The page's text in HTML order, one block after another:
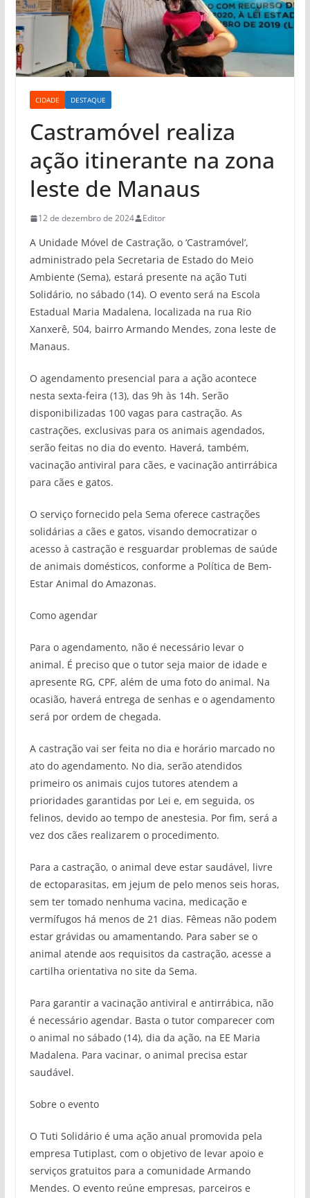
CIDADE DESTAQUE
Castramóvel realiza
ação itinerante na zona
leste de Manaus
12 de dezembro de 2024 Editor
A Unidade Móvel de Castração, o ‘Castramóvel’,
administrado pela Secretaria de Estado do Meio
Ambiente (Sema), estará presente na ação Tuti
Solidário, no sábado (14). O evento será na Escola
Estadual Maria Madalena, localizada na rua Rio
Xanxerê, 504, bairro Armando Mendes, zona leste de
Manaus.
O agendamento presencial para a ação acontece
nesta sexta-feira (13), das 9h às 14h. Serão
disponibilizadas 100 vagas para castração. As
castrações, exclusivas para os animais agendados,
serão feitas no dia do evento. Haverá, também,
vacinação antiviral para cães, e vacinação antirrábica
para cães e gatos.
O serviço fornecido pela Sema oferece castrações
solidárias a cães e gatos, visando democratizar o
acesso à castração e resguardar problemas de saúde
de animais domésticos, conforme a Política de Bem-
Estar Animal do Amazonas.
Como agendar
Para o agendamento, não é necessário levar o
animal. É preciso que o tutor seja maior de idade e
apresente RG, CPF, além de uma foto do animal. Na
ocasião, haverá entrega de senhas e o agendamento
será por ordem de chegada.
A castração vai ser feita no dia e horário marcado no
ato do agendamento. No dia, serão atendidos
primeiro os animais cujos tutores atendem a
prioridades garantidas por Lei e, em seguida, os
felinos, devido ao tempo de anestesia. Por fim, será a
vez dos cães realizarem o procedimento.
Para a castração, o animal deve estar saudável, livre
de ectoparasitas, em jejum de pelo menos seis horas,
sem ter tomado nenhuma vacina, medicação e
vermífugos há menos de 21 dias. Fêmeas não podem
estar grávidas ou amamentando. Para saber se o
animal atende aos requisitos da castração, acesse a
cartilha orientativa no site da Sema.
Para garantir a vacinação antiviral e antirrábica, não
é necessário agendar. Basta o tutor comparecer com
o animal no sábado (14), dia da ação, na EE Maria
Madalena. Para vacinar, o animal precisa estar
saudável.
Sobre o evento
O Tuti Solidário é uma ação anual promovida pela
empresa Tutiplast, com o objetivo de levar apoio e
serviços gratuitos para a comunidade Armando
Mendes. O evento reúne empresas, parceiros e